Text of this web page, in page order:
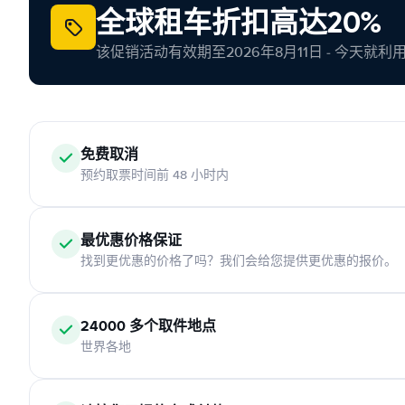
全球租车折扣高达20%
该促销活动有效期至2026年8月11日 - 今天就利用
免费取消
预约取票时间前 48 小时内
最优惠价格保证
找到更优惠的价格了吗？我们会给您提供更优惠的报价。
24000 多个取件地点
世界各地